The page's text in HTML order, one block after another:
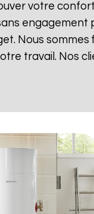
votre
engagement
Nous sommes
travail. Nos